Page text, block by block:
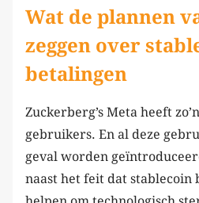
Wat de plannen
zeggen over
betalingen
Zuckerberg’s Meta heeft
gebruikers. En al deze
geval worden
naast het feit dat